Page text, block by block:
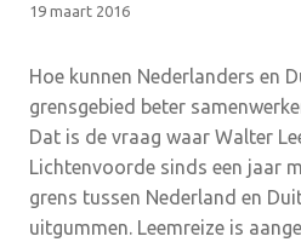
19 maart 2016
Hoe kunnen Nederlanders en
grensgebied beter
Dat is de vraag waar Walter
Lichtenvoorde sinds een jaar
grens tussen Nederland en
uitgummen. Leemreize is